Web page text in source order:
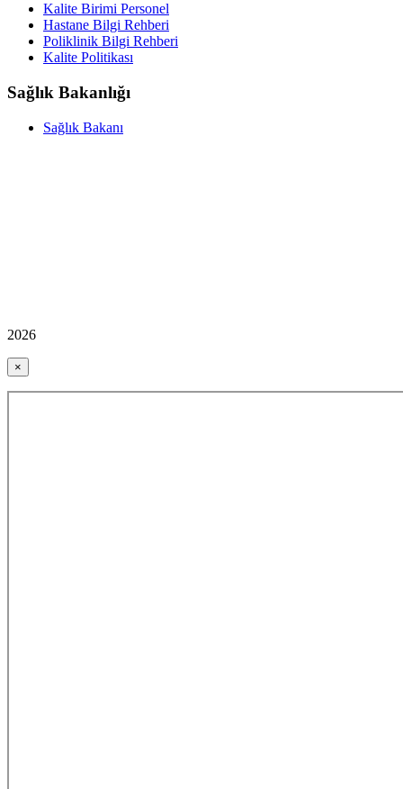
Kalite Birimi Personel
Hastane Bilgi Rehberi
Poliklinik Bilgi Rehberi
Kalite Politikası
Sağlık Bakanlığı
Sağlık Bakanı
2026
×